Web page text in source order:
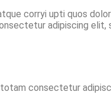
corryi upti quos
adipiscing elit,
consectetur